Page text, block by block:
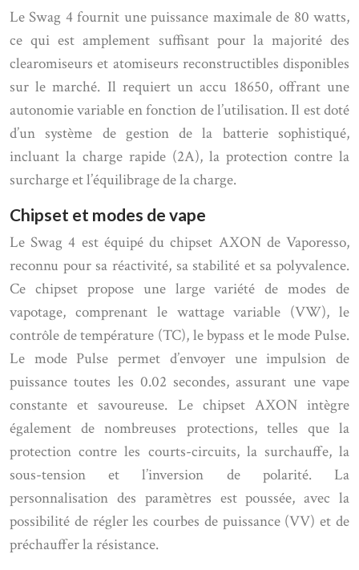
Le Swag 4 fournit une puissance maximale de 80 watts,
ce qui est amplement suffisant pour la majorité des
clearomiseurs et atomiseurs reconstructibles disponibles
sur le marché. Il requiert un accu 18650, offrant une
autonomie variable en fonction de l’utilisation. Il est doté
d’un système de gestion de la batterie sophistiqué,
incluant la charge rapide (2A), la protection contre la
surcharge et l’équilibrage de la charge.
Chipset et modes de vape
Le Swag 4 est équipé du chipset AXON de Vaporesso,
reconnu pour sa réactivité, sa stabilité et sa polyvalence.
Ce chipset propose une large variété de modes de
vapotage, comprenant le wattage variable (VW), le
contrôle de température (TC), le bypass et le mode Pulse.
Le mode Pulse permet d’envoyer une impulsion de
puissance toutes les 0.02 secondes, assurant une vape
constante et savoureuse. Le chipset AXON intègre
également de nombreuses protections, telles que la
protection contre les courts-circuits, la surchauffe, la
sous-tension et l’inversion de polarité. La
personnalisation des paramètres est poussée, avec la
possibilité de régler les courbes de puissance (VV) et de
préchauffer la résistance.